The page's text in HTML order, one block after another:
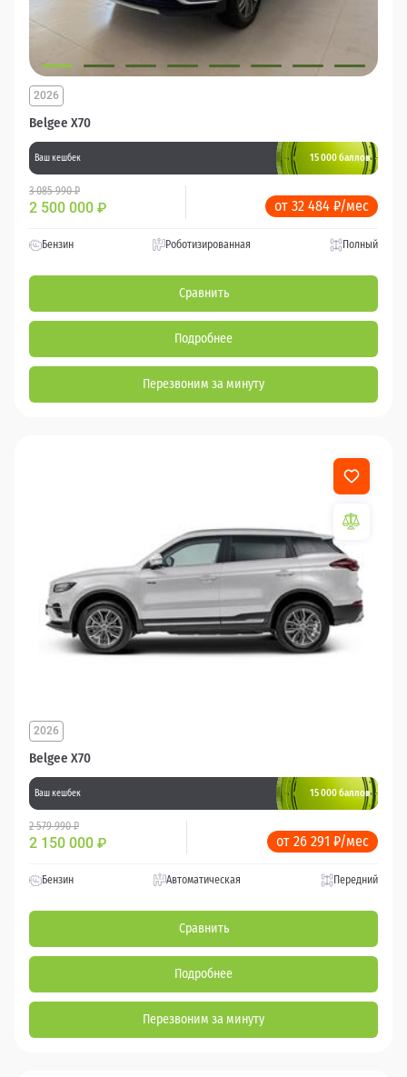
Belgee X70
2026
Ваш кешбек 15 000 баллов
3 085 990 ₽
2 500 000 ₽ от 32 484 ₽/мес
Бензин Роботизированная Полный
Сравнить
Подробнее
Перезвоним за минуту
Belgee X70
2026
Ваш кешбек 15 000 баллов
2 579 990 ₽
2 150 000 ₽ от 26 291 ₽/мес
Бензин Автоматическая Передний
Сравнить
Подробнее
Перезвоним за минуту